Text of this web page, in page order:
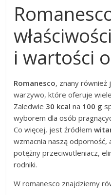
i wartości
Romanesco, znany również
warzywo, które oferuje
Zaledwie30 kcal na 100 g
wyborem dla osób
Co więcej, jest źródłem
wzmacnia naszą odporność,
potężny przeciwutleniacz,
rodniki.
W romanesco znajdziemy